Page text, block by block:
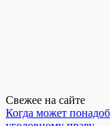
Свежее на сайте
Когда может